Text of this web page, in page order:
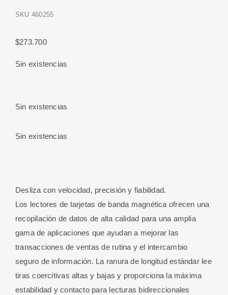
SKU 460255
$273.700
Sin existencias
Sin existencias
Sin existencias
Desliza con velocidad, precisión y fiabilidad.
Los lectores de tarjetas de banda magnética ofrecen una
recopilación de datos de alta calidad para una amplia
gama de aplicaciones que ayudan a mejorar las
transacciones de ventas de rutina y el intercambio
seguro de información. La ranura de longitud estándar lee
tiras coercitivas altas y bajas y proporciona la máxima
estabilidad y contacto para lecturas bidireccionales